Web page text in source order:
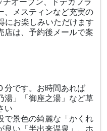
、メスティンなど充実の
にお楽しみいただけます
店は、予約後メールで案
分です。お時間あれば
湯」「御座之湯」など草
い
で景色の綺麗な「かくれ
良い「半出来温泉」、ホ